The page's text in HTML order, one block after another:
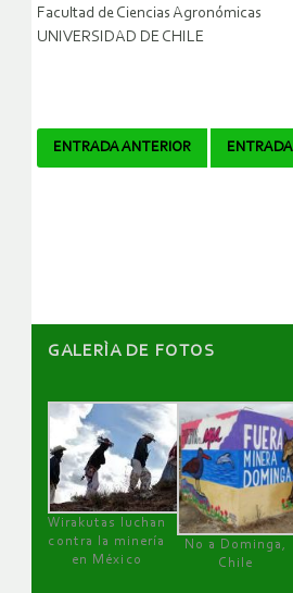
Facultad de Ciencias Agronómicas
UNIVERSIDAD DE CHILE
Navegador
ENTRADA ANTERIOR
GALERÌA DE FOTOS
Wirakutas luchan
contra la minería
en México
No a Dominga,
Chile